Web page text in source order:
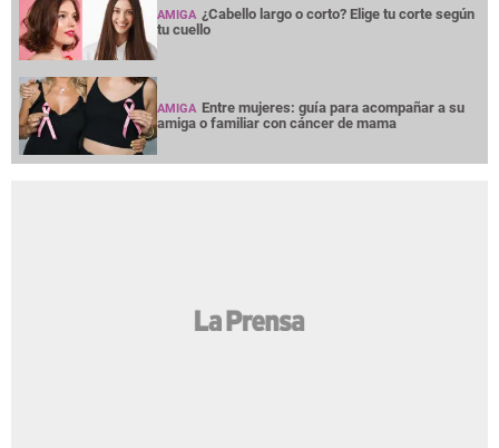
AMIGA ¿Cabello largo o corto? Elige tu corte según
tu cuello
AMIGA Entre mujeres: guía para acompañar a su
amiga o familiar con cáncer de mama